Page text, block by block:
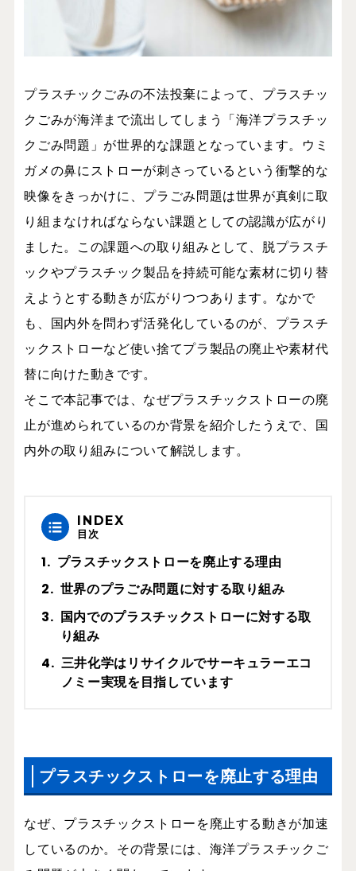
プラスチックごみの不法投棄によって、プラスチッ
クごみが海洋まで流出してしまう「海洋プラスチッ
クごみ問題」が世界的な課題となっています。ウミ
ガメの鼻にストローが刺さっているという衝撃的な
映像をきっかけに、プラごみ問題は世界が真剣に取
り組まなければならない課題としての認識が広がり
ました。この課題への取り組みとして、脱プラスチ
ックやプラスチック製品を持続可能な素材に切り替
えようとする動きが広がりつつあります。なかで
も、国内外を問わず活発化しているのが、プラスチ
ックストローなど使い捨てプラ製品の廃止や素材代
替に向けた動きです。
そこで本記事では、なぜプラスチックストローの廃
止が進められているのか背景を紹介したうえで、国
内外の取り組みについて解説します。
INDEX
目次
プラスチックストローを廃止する理由
世界のプラごみ問題に対する取り組み
国内でのプラスチックストローに対する取
り組み
三井化学はリサイクルでサーキュラーエコ
ノミー実現を目指しています
プラスチックストローを廃止する理由
なぜ、プラスチックストローを廃止する動きが加速
しているのか。その背景には、海洋プラスチックご